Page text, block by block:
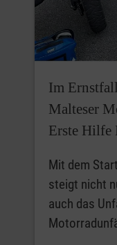
Im
Malteser
Erste Hilfe
Mit dem
steigt nicht
auch das